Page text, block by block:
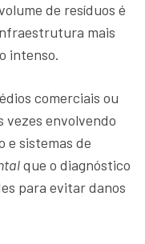
de resíduos é
mais
intenso.
comerciais ou
vezes envolvendo
e sistemas de
que o diagnóstico
para evitar danos